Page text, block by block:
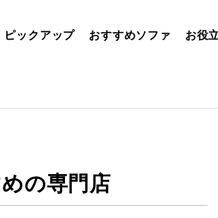
ピックアップ おすすめソファ お役
の専門店